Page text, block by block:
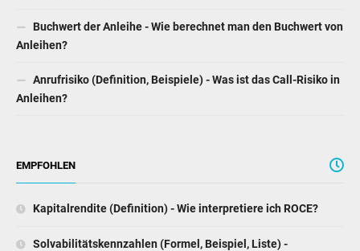
Buchwert der Anleihe - Wie berechnet man den Buchwert von
Anleihen?
Anrufrisiko (Definition, Beispiele) - Was ist das Call-Risiko in
Anleihen?
EMPFOHLEN
Kapitalrendite (Definition) - Wie interpretiere ich ROCE?
Solvabilitätskennzahlen (Formel, Beispiel, Liste) -